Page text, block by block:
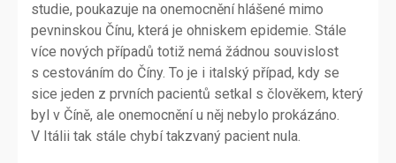
studie, poukazuje na onemocnění hlášené mimo
pevninskou Čínu, která je ohniskem epidemie. Stále
více nových případů totiž nemá žádnou souvislost
s cestováním do Číny. To je i italský případ, kdy se
sice jeden z prvních pacientů setkal s člověkem, který
byl v Číně, ale onemocnění u něj nebylo prokázáno.
V Itálii tak stále chybí takzvaný pacient nula.